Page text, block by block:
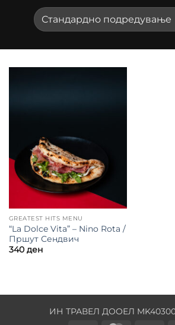
GREATEST HITS MENU
“La Dolce Vita” – Nino Rota /
Пршут Сендвич
340 ден
ИН ТРАВЕЛ ДООЕЛ